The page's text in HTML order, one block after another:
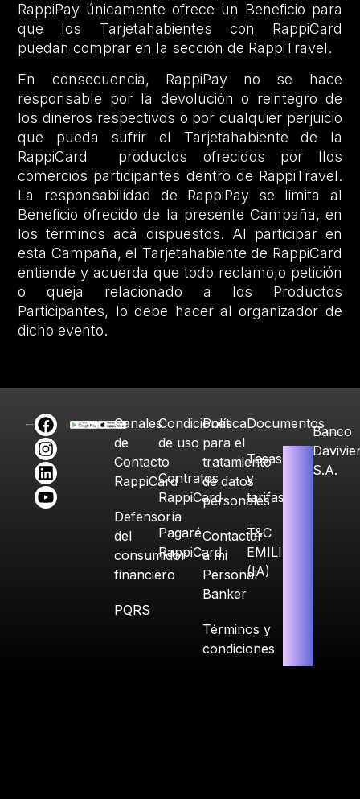
RappiPay únicamente ofrece un Beneficio para
que los Tarjetahabientes con RappiCard
puedan comprar en la sección de RappiTravel.
En consecuencia, RappiPay no se hace
responsable por la devolución o reintegro de
los dineros respectivos o por cualquier perjuicio
que pueda sufrir el Tarjetahabiente de la
RappiCard productos ofrecidos por llos
comercios participantes dentro de RappiTravel.
La responsabilidad de RappiPay se limita al
Beneficio ofrecido de la presente Campaña, en
los términos acá dispuestos. Al participar en
esta Campaña, el Tarjetahabiente de RappiCard
entiende y acuerda que todo reclamo,o petición
o queja relacionado a los Productos
Participantes, lo debe hacer al organizador de
dicho evento.
Canales
de
Contacto
RappiCard
Defensoría
del
consumidor
financiero
PQRS
Condiciones
de uso
Contratos
RappiCard
Pagaré
RappiCard
Política
para el
tratamiento
de datos
personales
Contactar
a mi
Personal
Banker
Términos y
condiciones
Documentos
Tasas
y
tarifas
T&C
EMILIA
(IA)
Banco
S.A.